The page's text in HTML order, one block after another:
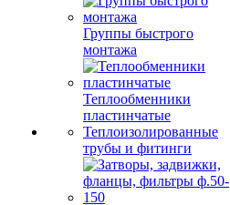
Группы быстрого
монтажа
Теплообменники
пластинчатые
Теплоизолированные
трубы и фитинги